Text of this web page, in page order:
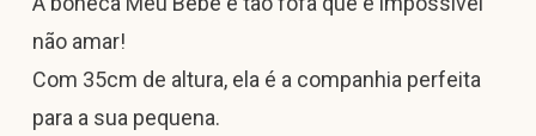
não amar!
Com 35cm de altura, ela é a companhia perfeita
para a sua pequena.